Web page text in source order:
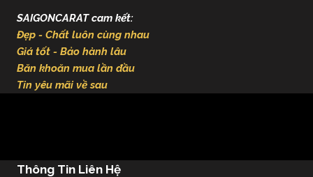
SAIGONCARAT cam kết:
Đẹp - Chất luôn cùng nhau
Giá tốt - Bảo hành lâu
Băn khoăn mua lần đầu
Tin yêu mãi về sau
Thông Tin Liên Hệ